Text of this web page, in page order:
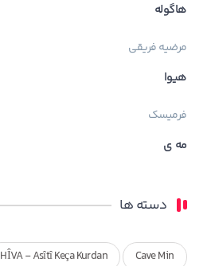
هاگوله
مرضیه فریقی
هیوا
فرمیسک
مه ی
دسته ها
Cave Min
HÎVA - Asîtî Keça Kurdan